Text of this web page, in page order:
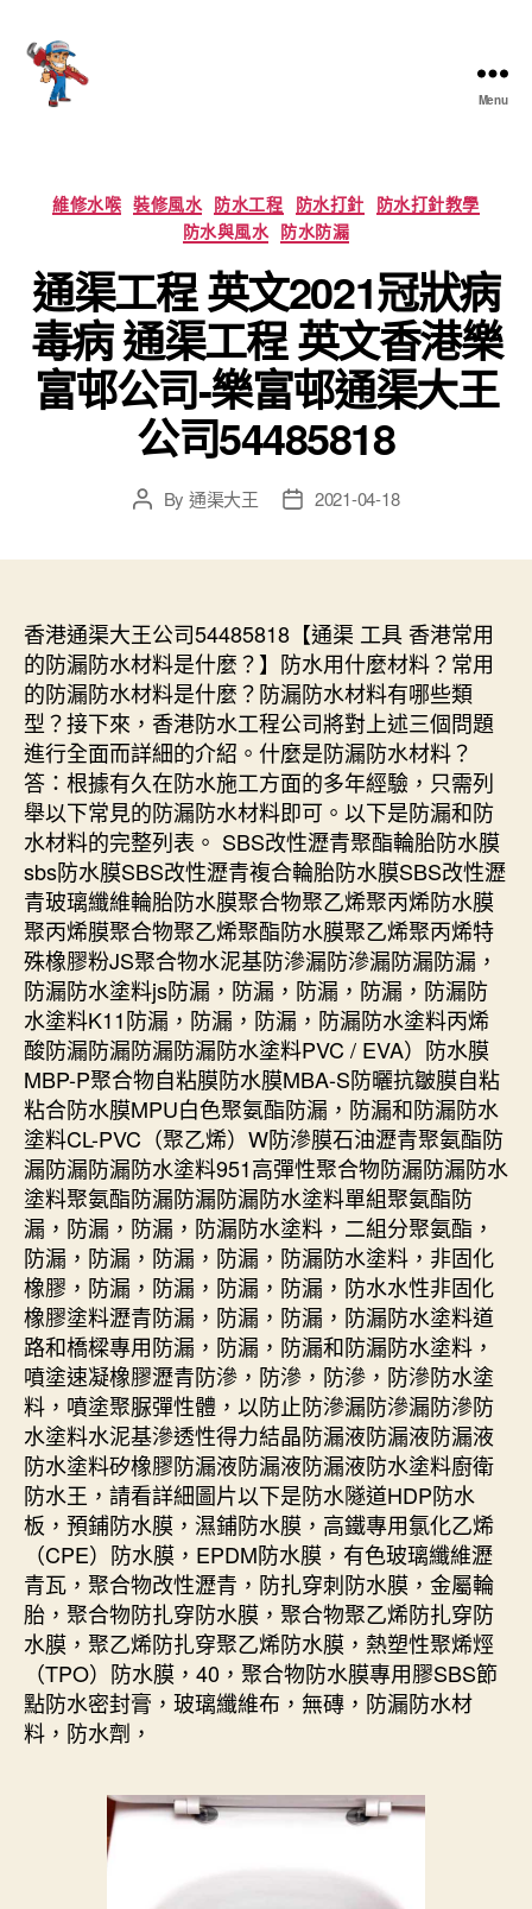
Menu
Categories
維修水喉 裝修風水 防水工程 防水打針 防水打針教學
防水與風水 防水防漏
通渠工程 英文2021冠狀病
毒病 通渠工程 英文香港樂
富邨公司-樂富邨通渠大王
公司54485818
PostBy 通渠大王
Post2021-04-18
香港通渠大王公司54485818【通渠 工具 香港常用
的防漏防水材料是什麼？】防水用什麼材料？常用
的防漏防水材料是什麼？防漏防水材料有哪些類
型？接下來，香港防水工程公司將對上述三個問題
進行全面而詳細的介紹。什麼是防漏防水材料？
答：根據有久在防水施工方面的多年經驗，只需列
舉以下常見的防漏防水材料即可。以下是防漏和防
水材料的完整列表。 SBS改性瀝青聚酯輪胎防水膜
sbs防水膜SBS改性瀝青複合輪胎防水膜SBS改性瀝
青玻璃纖維輪胎防水膜聚合物聚乙烯聚丙烯防水膜
聚丙烯膜聚合物聚乙烯聚酯防水膜聚乙烯聚丙烯特
殊橡膠粉JS聚合物水泥基防滲漏防滲漏防漏防漏，
防漏防水塗料js防漏，防漏，防漏，防漏，防漏防
水塗料K11防漏，防漏，防漏，防漏防水塗料丙烯
酸防漏防漏防漏防漏防水塗料PVC / EVA）防水膜
MBP-P聚合物自粘膜防水膜MBA-S防曬抗皺膜自粘
粘合防水膜MPU白色聚氨酯防漏，防漏和防漏防水
塗料CL-PVC（聚乙烯）W防滲膜石油瀝青聚氨酯防
漏防漏防漏防水塗料951高彈性聚合物防漏防漏防水
塗料聚氨酯防漏防漏防漏防水塗料單組聚氨酯防
漏，防漏，防漏，防漏防水塗料，二組分聚氨酯，
防漏，防漏，防漏，防漏，防漏防水塗料，非固化
橡膠，防漏，防漏，防漏，防漏，防水水性非固化
橡膠塗料瀝青防漏，防漏，防漏，防漏防水塗料道
路和橋樑專用防漏，防漏，防漏和防漏防水塗料，
噴塗速凝橡膠瀝青防滲，防滲，防滲，防滲防水塗
料，噴塗聚脲彈性體，以防止防滲漏防滲漏防滲防
水塗料水泥基滲透性得力結晶防漏液防漏液防漏液
防水塗料矽橡膠防漏液防漏液防漏液防水塗料廚衛
防水王，請看詳細圖片以下是防水隧道HDP防水
板，預鋪防水膜，濕鋪防水膜，高鐵專用氯化乙烯
（CPE）防水膜，EPDM防水膜，有色玻璃纖維瀝
青瓦，聚合物改性瀝青，防扎穿刺防水膜，金屬輪
胎，聚合物防扎穿防水膜，聚合物聚乙烯防扎穿防
水膜，聚乙烯防扎穿聚乙烯防水膜，熱塑性聚烯烴
（TPO）防水膜，40，聚合物防水膜專用膠SBS節
點防水密封膏，玻璃纖維布，無磚，防漏防水材
料，防水劑，